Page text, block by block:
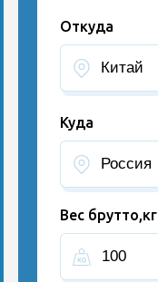
Откуда
Куда
Вес брутто,кг